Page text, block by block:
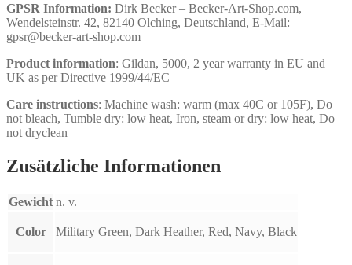
GPSR Information: Dirk Becker – Becker-Art-Shop.com,
Wendelsteinstr. 42, 82140 Olching, Deutschland, E-Mail:
gpsr@becker-art-shop.com
Product information: Gildan, 5000, 2 year warranty in EU and
UK as per Directive 1999/44/EC
Care instructions: Machine wash: warm (max 40C or 105F), Do
not bleach, Tumble dry: low heat, Iron, steam or dry: low heat, Do
not dryclean
Zusätzliche Informationen
Gewicht n. v.
Color Military Green, Dark Heather, Red, Navy, Black